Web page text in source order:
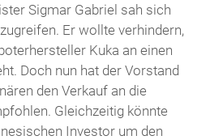
Sigmar Gabriel sah sich
Er wollte verhindern,
Kuka an einen
Doch nun hat der Vorstand
den Verkauf an die
Gleichzeitig könnte
Investor um den